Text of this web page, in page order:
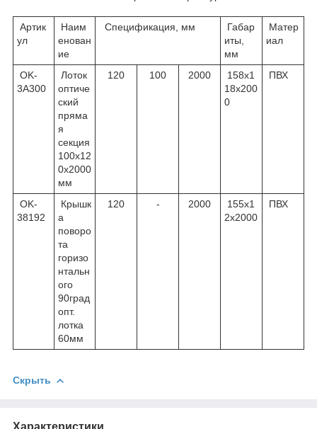
Артик
ул
Наим
енован
ие
Спецификация, мм
Габар
иты,
мм
Матер
иал
OK-
3A300
Лоток
оптиче
ский
пряма
я
секция
100х12
0х2000
мм
120 100 2000
158х1
18х200
0
ПВХ
OK-
38192
Крышк
а
поворо
та
горизо
нтальн
ого
90град
опт.
лотка
60мм
120 - 2000
155х1
2х2000
ПВХ
Скрыть
Характеристики